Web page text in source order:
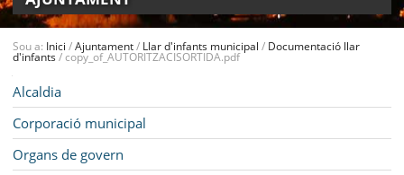
BELL-LLOC SOLUCIONA
Sou a: Inici /Ajuntament/ Llar d'infants municipal / Documentació llar
d'infants/copy_of_AUTORITZACISORTIDA.pdf
Alcaldia
Corporació municipal
Organs de govern